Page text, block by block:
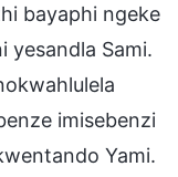
bayaphi ngeke
yesandla Sami.
imisebenzi
Yami.